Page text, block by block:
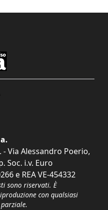
Via Alessandro Poerio,
Soc. i.v. Euro
e REA VE-454332
sono riservati. È
con qualsiasi